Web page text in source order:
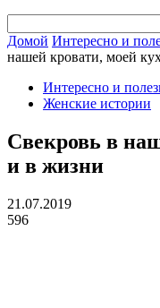
Домой Интересно и
нашей кровати, моей
Интересно и
Женские истории
Свекровь в
и в жизни
21.07.2019
596